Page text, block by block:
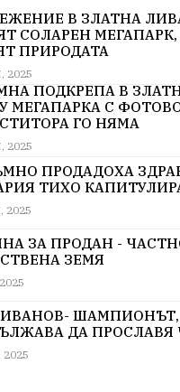
В ЗЛАТНА
СОЛАРЕН
ПРИРОДАТА
2025
ПОДКРЕПА В
МЕГАПАРКА С
ГО НЯМА
2025
ПРОДАДОХА
ТИХО
2025
ЗА ПРОДАН - ЧАСТНО
ЗЕМЯ
ДА ПРОСЛАВЯ